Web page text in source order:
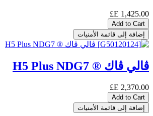
1,425.00
Add to Cart
إضافة إلى قائمة الأمنيات
ڨالي ڨاك ® H5 Plus NDG7
2,370.00
Add to Cart
إضافة إلى قائمة الأمنيات